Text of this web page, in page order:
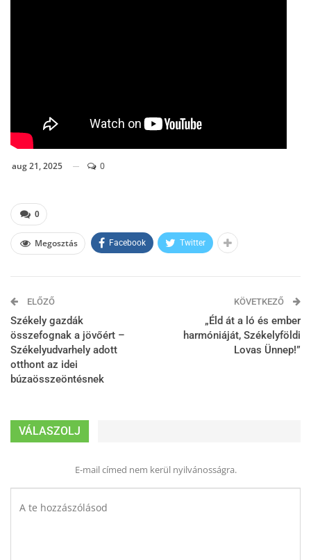
aug 21, 2025 0
0
Megosztás Facebook Twitter
ELŐZŐ
Székely gazdák
összefognak a jövőért –
Székelyudvarhely adott
otthont az idei
búzaösszeöntésnek
KÖVETKEZŐ
„Éld át a ló és ember
harmóniáját, Székelyföldi
Lovas Ünnep!”
VÁLASZOLJ
E-mail címed nem kerül nyilvánosságra.